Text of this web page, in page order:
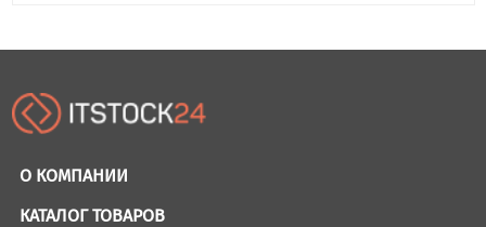
О КОМПАНИИ
КАТАЛОГ ТОВАРОВ